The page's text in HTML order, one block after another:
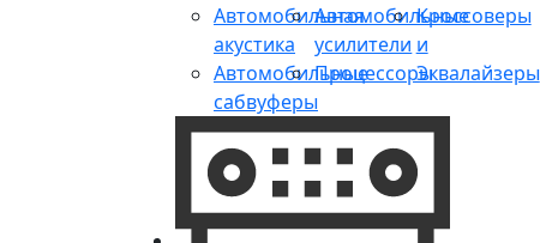
Автомобильная
акустика
Автомобильные
сабвуферы
Автомобильные
усилители
Процессоры
Кроссоверы
и
Эквалайзеры